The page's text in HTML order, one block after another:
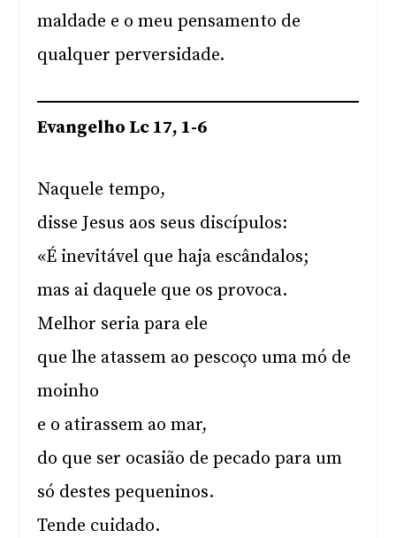
maldade e o meu pensamento de
qualquer perversidade.
Evangelho Lc 17, 1-6
Naquele tempo,
disse Jesus aos seus discípulos:
«É inevitável que haja escândalos;
mas ai daquele que os provoca.
Melhor seria para ele
que lhe atassem ao pescoço uma mó de
moinho
e o atirassem ao mar,
do que ser ocasião de pecado para um
só destes pequeninos.
Tende cuidado.